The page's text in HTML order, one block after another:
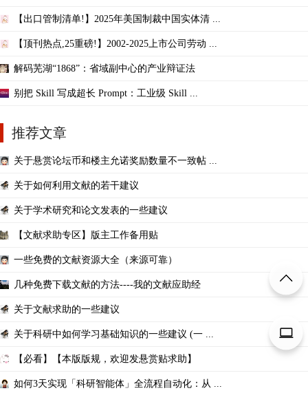
【出口管制清单!】2025年美国制裁中国实体清 ...
【顶刊热点,25重磅!】2002-2025上市公司劳动 ...
解码芜湖“1868”：省域副中心的产业辩证法
别把 Skill 写成超长 Prompt：工业级 Skill ...
推荐文章
关于悬赏论坛币和楼主允诺奖励数量不一致帖 ...
关于如何利用文献的若干建议
关于学术研究和论文发表的一些建议
【文献求助专区】版主工作备用贴
一些免费的文献资源大全（来源可靠）
几种免费下载文献的方法----我的文献应助经
关于文献求助的一些建议
关于科研中如何学习基础知识的一些建议 (一 ...
【必看】【本版版规，欢迎发悬赏贴求助】
如何3天实现「科研智能体」全流程自动化：从 ...